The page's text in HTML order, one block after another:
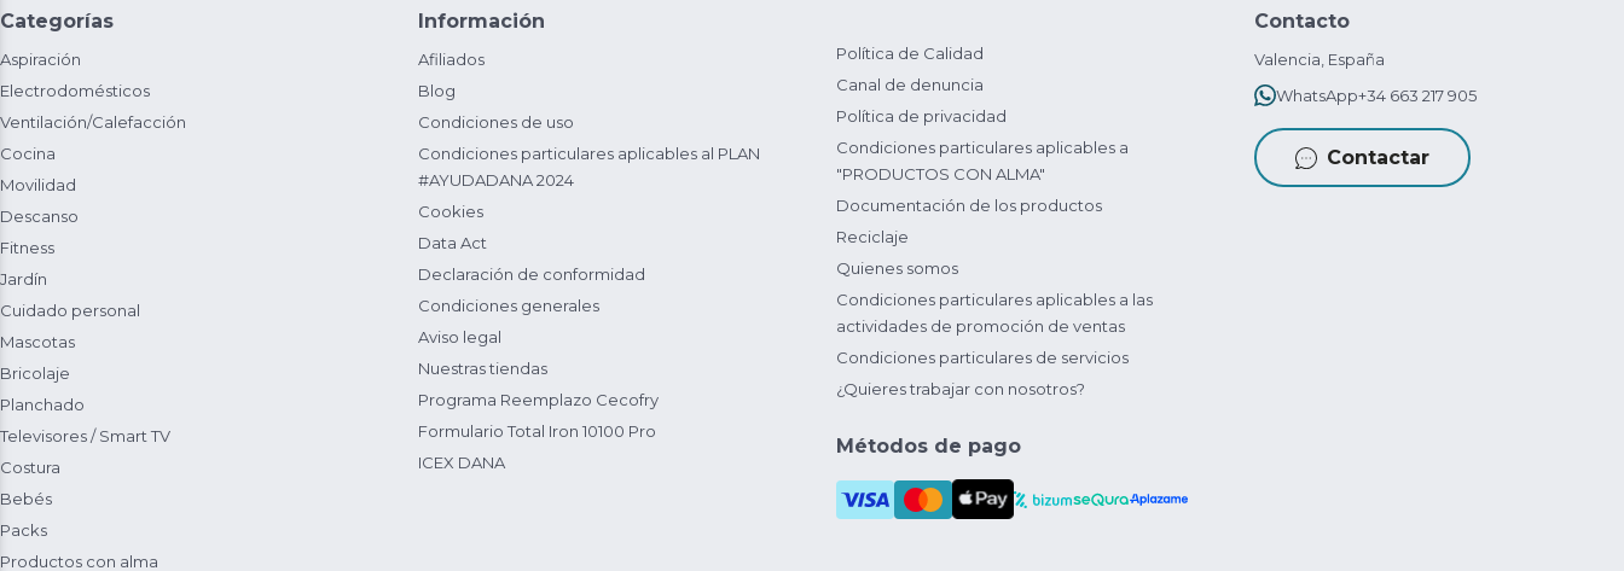
Categorías
Aspiración
Electrodomésticos
Ventilación/Calefacción
Cocina
Movilidad
Descanso
Fitness
Jardín
Cuidado personal
Mascotas
Bricolaje
Planchado
Televisores / Smart TV
Costura
Bebés
Packs
Productos con alma
Información
Afiliados
Blog
Condiciones de uso
Condiciones particulares aplicables al PLAN
#AYUDADANA 2024
Cookies
Data Act
Declaración de conformidad
Condiciones generales
Aviso legal
Nuestras tiendas
Programa Reemplazo Cecofry
Formulario Total Iron 10100 Pro
ICEX DANA
Política de Calidad
Canal de denuncia
Política de privacidad
Condiciones particulares aplicables a
"PRODUCTOS CON ALMA"
Documentación de los productos
Reciclaje
Quienes somos
Condiciones particulares aplicables a las
actividades de promoción de ventas
Condiciones particulares de servicios
¿Quieres trabajar con nosotros?
Métodos de pago
Contacto
Valencia, España
WhatsApp+34 663 217 905
Contactar